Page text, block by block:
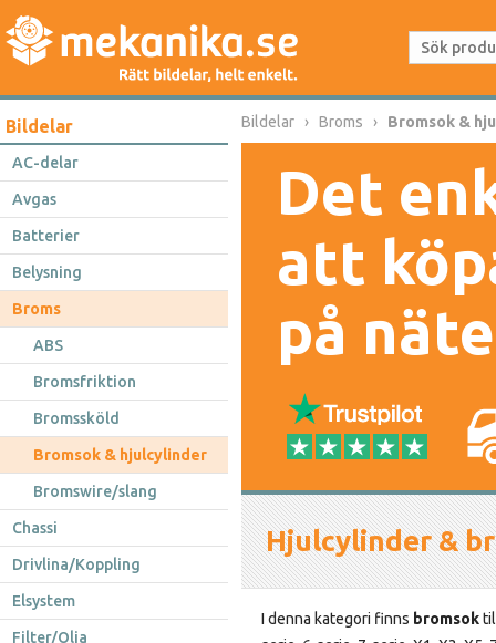
Bildelar
AC-delar
Avgas
Batterier
Belysning
Broms
ABS
Bromsfriktion
Bromssköld
Bromsok & hjulcylinder
Bromswire/slang
Chassi
Drivlina/Koppling
Elsystem
Filter/Olja
Bildelar Broms Bromsok &
Det
att
på
Hjulcylinder &
I denna kategori finns bromsok